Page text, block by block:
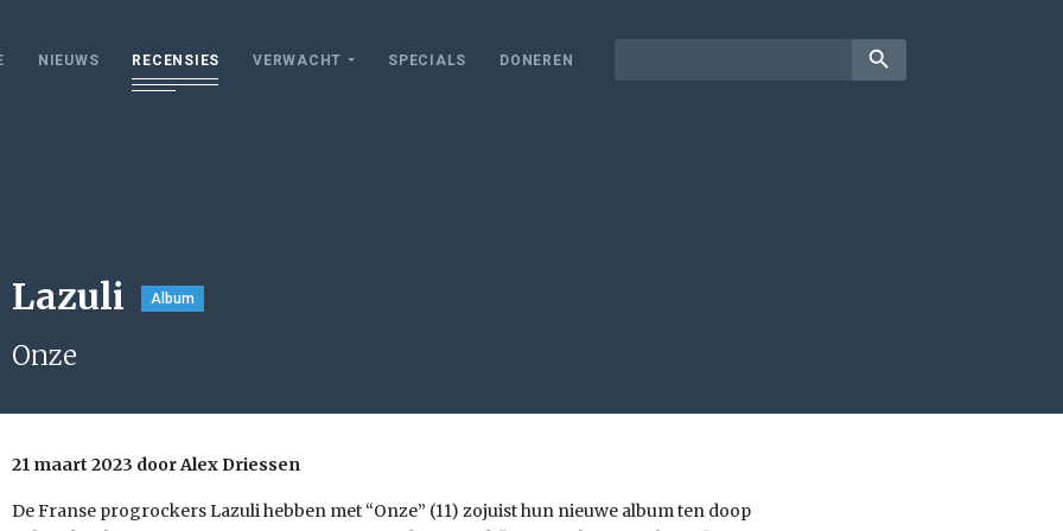
NIEUWS RECENSIES VERWACHT SPECIALS DONEREN search
Lazuli Album
Onze
21 maart 2023 door Alex Driessen
De Franse progrockers Lazuli hebben met “Onze” (11) zojuist hun nieuwe album ten doop